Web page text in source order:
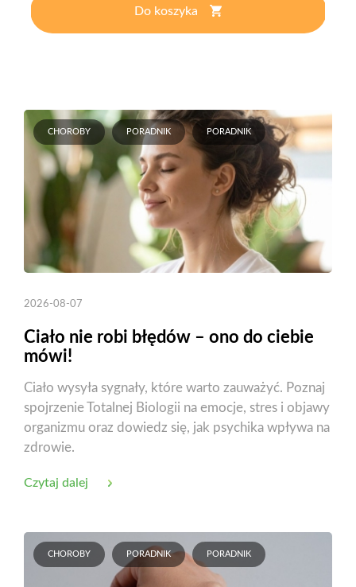
Do koszyka
CHOROBY PORADNIK PORADNIK
2026-08-07
Ciało nie robi błędów – ono do ciebie
mówi!
Ciało wysyła sygnały, które warto zauważyć. Poznaj
spojrzenie Totalnej Biologii na emocje, stres i objawy
organizmu oraz dowiedz się, jak psychika wpływa na
zdrowie.
Czytaj dalej
CHOROBY PORADNIK PORADNIK